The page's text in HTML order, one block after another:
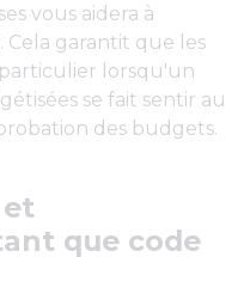
vous aidera à
garantit que les
lorsqu'un
se fait sentir au
des budgets.
que code